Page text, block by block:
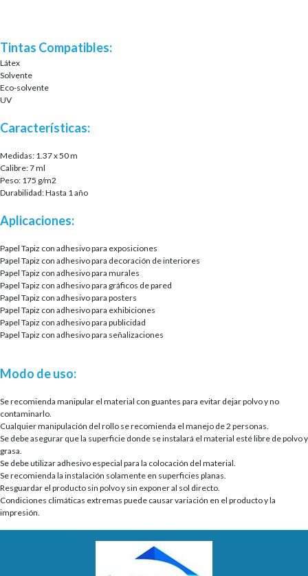
Tintas Compatibles:
Látex
Solvente
Eco-solvente
UV
Características:
Medidas: 1.37 x 50 m
Calibre: 7 ml
Peso: 175 g/m2
Durabilidad: Hasta 1 año
Aplicaciones:
Papel Tapiz con adhesivo para exposiciones
Papel Tapiz con adhesivo para decoración de interiores
Papel Tapiz con adhesivo para murales
Papel Tapiz con adhesivo para gráficos de pared
Papel Tapiz con adhesivo para posters
Papel Tapiz con adhesivo para exhibiciones
Papel Tapiz con adhesivo para publicidad
Papel Tapiz con adhesivo para señalizaciones
Modo de uso:
Se recomienda manipular el material con guantes para evitar dejar polvo y no
contaminarlo.
Cualquier manipulación del rollo se recomienda el manejo de 2 personas.
Se debe asegurar que la superficie donde se instalará el material esté libre de polvo y
grasa.
Se debe utilizar adhesivo especial para la colocación del material.
Se recomienda la instalación solamente en superficies planas.
Resguardar el producto sin polvo y sin exponer al sol directo.
Condiciones climáticas extremas puede causar variación en el producto y la
impresión.